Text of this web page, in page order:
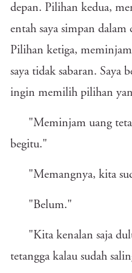
depan. Pilihan kedua,
entah saya simpan dalam
Pilihan ketiga,
saya tidak sabaran. Saya
ingin memilih pilihan
"Meminjam uang
begitu."
"Memangnya, kita
"Belum."
"Kita kenalan saja
tetangga kalau sudah